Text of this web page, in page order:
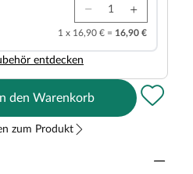
1 x 16,90 € = 16,90 €
entdecken
In den Warenkorb
zum Produkt